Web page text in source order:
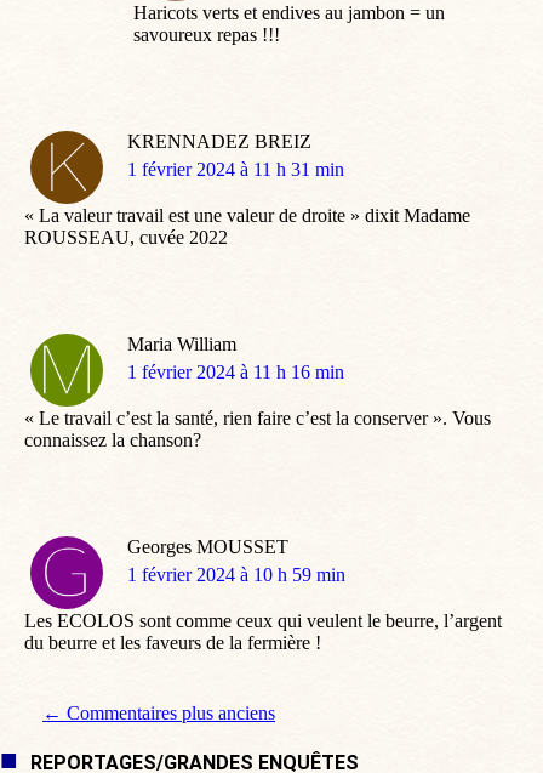
Haricots verts et endives au jambon = un
savoureux repas !!!
KRENNADEZ BREIZ
dit
1 février 2024 à 11 h 31 min
« La valeur travail est une valeur de droite » dixit Madame
ROUSSEAU, cuvée 2022
Maria William
dit
1 février 2024 à 11 h 16 min
« Le travail c’est la santé, rien faire c’est la conserver ». Vous
connaissez la chanson?
Georges MOUSSET
dit
1 février 2024 à 10 h 59 min
Les ECOLOS sont comme ceux qui veulent le beurre, l’argent
du beurre et les faveurs de la fermière !
Navigation de commentaire
← Commentaires plus anciens
REPORTAGES/GRANDES ENQUÊTES